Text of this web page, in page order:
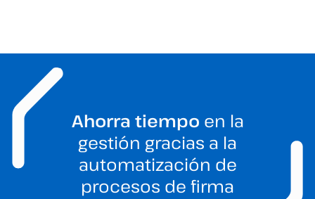
Ahorra tiempo en la
gestión gracias a la
automatización de
procesos de firma